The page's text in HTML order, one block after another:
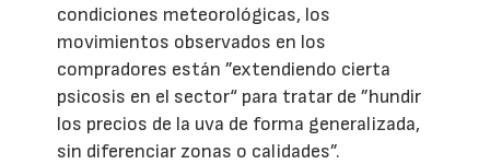
condiciones meteorológicas, los
movimientos observados en los
compradores están ”extendiendo cierta
psicosis en el sector“ para tratar de ”hundir
los precios de la uva de forma generalizada,
sin diferenciar zonas o calidades”.